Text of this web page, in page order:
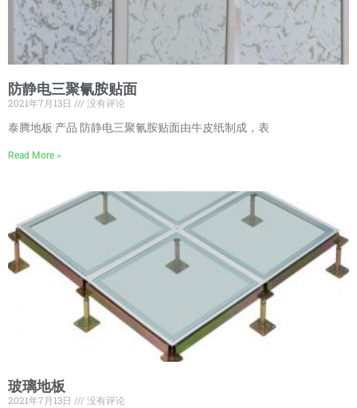
防静电三聚氰胺贴面
2021年7月13日
没有评论
泰腾地板 产品 防静电三聚氰胺贴面由牛皮纸制成，表
Read More »
玻璃地板
2021年7月13日
没有评论